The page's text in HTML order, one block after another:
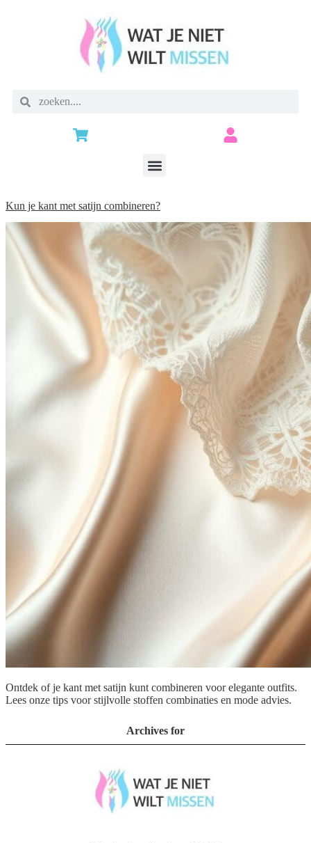
Kun je kant met satijn combineren?
Ontdek of je kant met satijn kunt combineren voor elegante outfits.
Lees onze tips voor stijlvolle stoffen combinaties en mode advies.
Archives for